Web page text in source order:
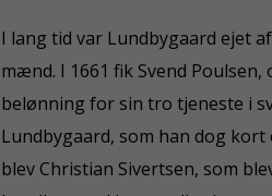
I lang tid var Lundbygaard ejet
mænd. I 1661 fik Svend
belønning for sin tro tjeneste i
Lundbygaard, som han dog
blev Christian Sivertsen, som